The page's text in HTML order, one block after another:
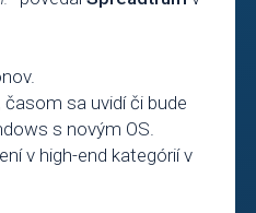
sa uvidí či bude
s novým OS.
v high-end kategórií v